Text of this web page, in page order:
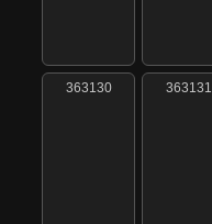
363130 363131